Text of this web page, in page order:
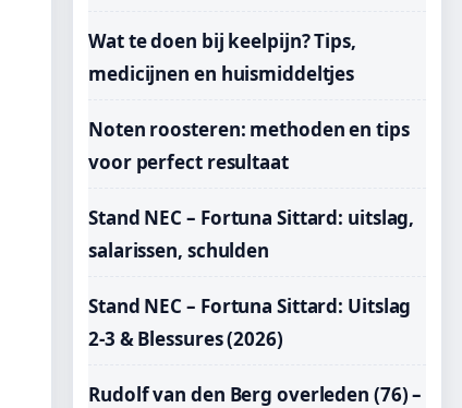
Wat te doen bij keelpijn? Tips,
medicijnen en huismiddeltjes
Noten roosteren: methoden en tips
voor perfect resultaat
Stand NEC – Fortuna Sittard: uitslag,
salarissen, schulden
Stand NEC – Fortuna Sittard: Uitslag
2-3 & Blessures (2026)
Rudolf van den Berg overleden (76) –